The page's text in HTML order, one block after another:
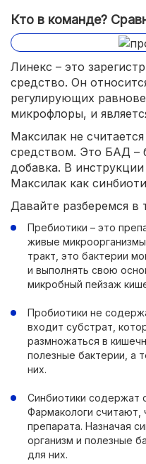
Кто в команде?
Линекс – это
средство. Он
регулирующих
микрофлоры, и
Максилак не
средством. Это БАД –
добавка. В
Максилак как
Давайте разберемся в
Пребиотики – это
живые
тракт, это бактерии
и выполнять свою
микробный пейзаж
Пробиотики не
входит субстрат,
размножаться в
полезные бактерии, а
них.
Синбиотики содержат
Фармакологи считают,
препарата. Назначая
организм и полезные
для них.